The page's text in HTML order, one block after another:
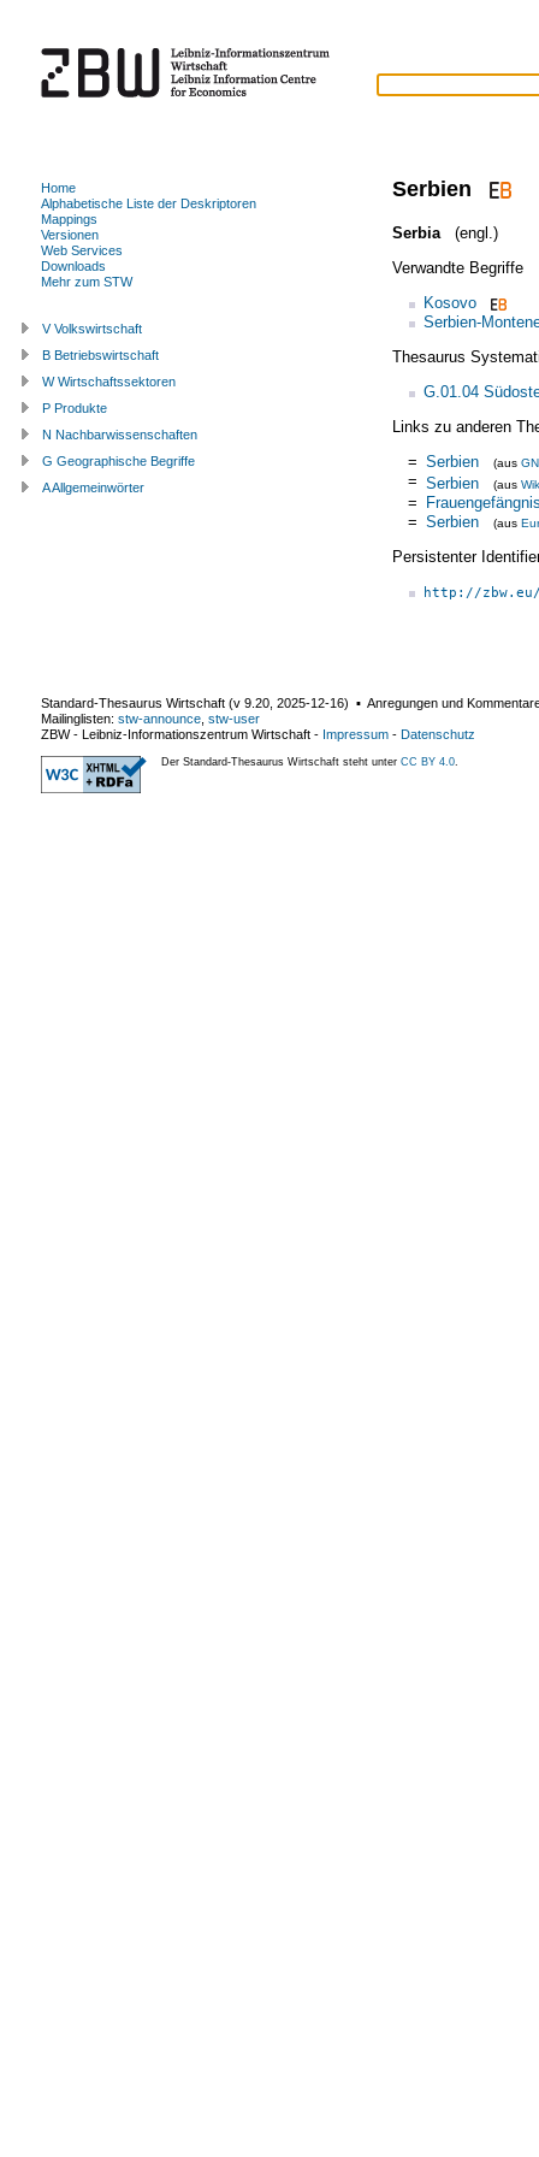
Serbien
Serbia
(engl.)
Verwandte Begriffe
Kosovo
Serbien-
Thesaurus
G.01.04
Links zu anderen
= Serbien (aus
= Serbien (aus
=
= Serbien (aus
Persistenter
http://
Home
Alphabetische Liste der Deskriptoren
Mappings
Versionen
Web Services
Downloads
Mehr zum STW
V Volkswirtschaft
B Betriebswirtschaft
W Wirtschaftssektoren
P Produkte
N Nachbarwissenschaften
G Geographische Begriffe
A Allgemeinwörter
Standard-Thesaurus Wirtschaft (v 9.20 2025-12-16) ▪ Anregungen und
Mailinglisten: stw-announce stw-user
ZBW - Leibniz-Informationszentrum Wirtschaft - Impressum - Datenschutz
Der Standard-Thesaurus Wirtschaft steht unter CC BY 4.0